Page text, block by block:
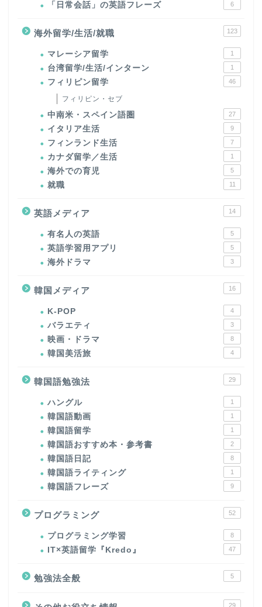
「日常会話」の英語フレーズ 6
海外留学/生活/就職 123
マレーシア留学 1
台湾留学/生活/インターン 1
フィリピン留学 46
フィリピン・セブ
中南米・スペイン語圏 27
イタリア生活 9
フィンランド生活 7
カナダ留学／生活 1
海外での育児 5
就職 11
英語メディア 14
有名人の英語 5
英語学習用アプリ 5
海外ドラマ 3
韓国メディア 16
K-POP 4
バラエティ 3
映画・ドラマ 8
韓国美活旅 4
韓国語勉強法 29
ハングル 1
韓国語動画 1
韓国語留学 1
韓国語おすすめ本・参考書 2
韓国語日記 8
韓国語ライティング 1
韓国語フレーズ 9
プログラミング 52
プログラミング学習 8
IT×英語留学『Kredo』 47
勉強法全般 5
29